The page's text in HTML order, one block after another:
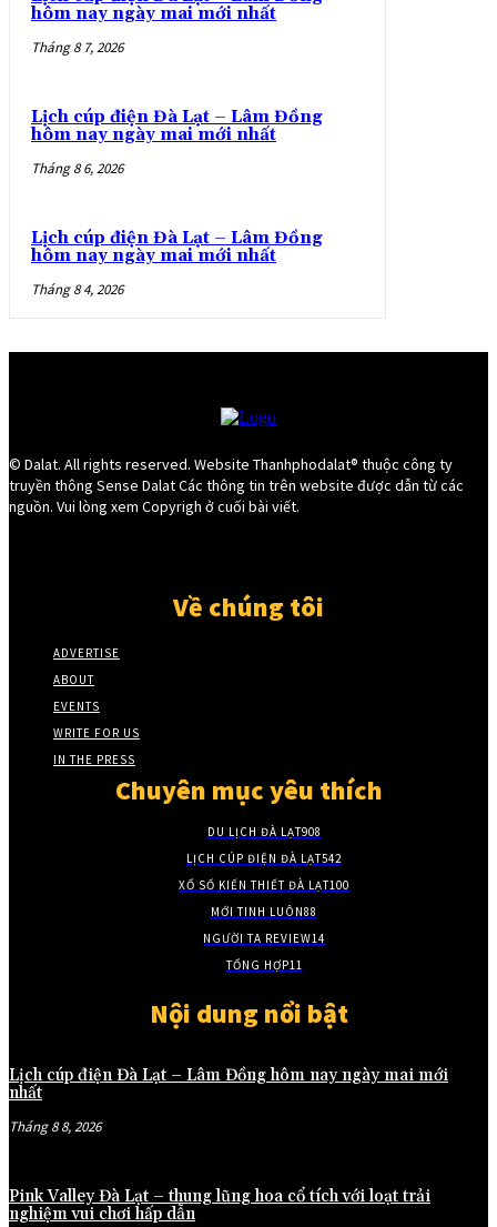
hôm nay ngày mai mới nhất
Tháng 8 7, 2026
Lịch cúp điện Đà Lạt – Lâm Đồng
hôm nay ngày mai mới nhất
Tháng 8 6, 2026
Lịch cúp điện Đà Lạt – Lâm Đồng
hôm nay ngày mai mới nhất
Tháng 8 4, 2026
© Dalat. All rights reserved. Website Thanhphodalat® thuộc công ty
truyền thông Sense Dalat Các thông tin trên website được dẫn từ các
nguồn. Vui lòng xem Copyrigh ở cuối bài viết.
Về chúng tôi
ADVERTISE
ABOUT
EVENTS
WRITE FOR US
IN THE PRESS
Chuyên mục yêu thích
DU LỊCH ĐÀ LẠT908
LỊCH CÚP ĐIỆN ĐÀ LẠT542
XỔ SỐ KIẾN THIẾT ĐÀ LẠT100
MỚI TINH LUÔN88
NGƯỜI TA REVIEW14
TỔNG HỢP11
Nội dung nổi bật
Lịch cúp điện Đà Lạt – Lâm Đồng hôm nay ngày mai mới
nhất
Tháng 8 8, 2026
Pink Valley Đà Lạt – thung lũng hoa cổ tích với loạt trải
nghiệm vui chơi hấp dẫn